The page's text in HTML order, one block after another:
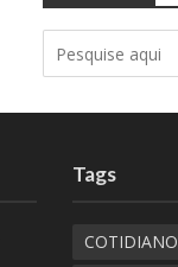
Tags
COTIDIANO